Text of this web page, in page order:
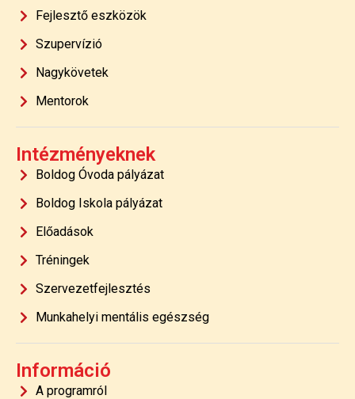
Fejlesztő eszközök
Szupervízió
Nagykövetek
Mentorok
Intézményeknek
Boldog Óvoda pályázat
Boldog Iskola pályázat
Előadások
Tréningek
Szervezetfejlesztés
Munkahelyi mentális egészség
Információ
A programról